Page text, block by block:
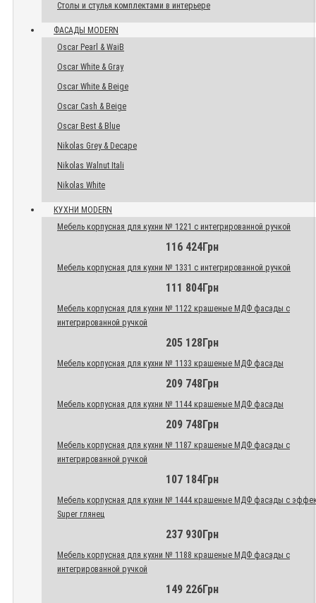
Столы и стулья комплектами в интерьере
ФАСАДЫ MODERN
Oscar Pearl & WaiB
Oscar White & Gray
Oscar White & Beige
Oscar Cash & Beige
Oscar Best & Blue
Nikolas Grey & Decape
Nikolas Walnut Itali
Nikolas White
КУХНИ MODERN
Мебель корпусная для кухни № 1221 с интегрированной ручкой
116 424Грн
Мебель корпусная для кухни № 1331 с интегрированной ручкой
111 804Грн
Мебель корпусная для кухни № 1122 крашеные МДФ фасады с
интегрированной ручкой
205 128Грн
Мебель корпусная для кухни № 1133 крашеные МДФ фасады
209 748Грн
Мебель корпусная для кухни № 1144 крашеные МДФ фасады
209 748Грн
Мебель корпусная для кухни № 1187 крашеные МДФ фасады с
интегрированной ручкой
107 184Грн
Мебель корпусная для кухни № 1444 крашеные МДФ фасады с
Super глянец
237 930Грн
Мебель корпусная для кухни № 1188 крашеные МДФ фасады с
интегрированной ручкой
149 226Грн